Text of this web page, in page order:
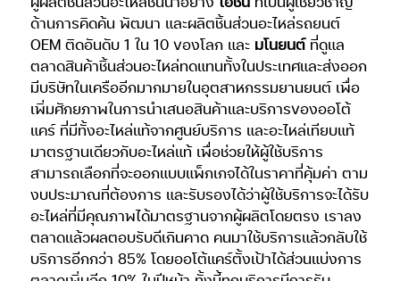
ด้านการคิดค้น พัฒนา และผลิตชิ้นส่วนอะไหล่รถยนต์
OEM ติดอันดับ 1 ใน 10 ของโลก และ มโนยนต์ที่ดูแล
ตลาดสินค้าชิ้นส่วนอะไหล่ทดแทนทั้งในประเทศและส่งออก
มีบริษัทในเครืออีกมากมายในอุตสาหกรรมยานยนต์ เพื่อ
เพิ่มศักยภาพในการนำเสนอสินค้าและบริการของออโต้
แคร์ ที่มีทั้งอะไหล่แท้จากศูนย์บริการ และอะไหล่เทียบแท้
มาตรฐานเดียวกับอะไหล่แท้ เพื่อช่วยให้ผู้ใช้บริการ
สามารถเลือกที่จะออกแบบแพ็กเกจได้ในราคาที่คุ้มค่า ตาม
งบประมาณที่ต้องการ และรับรองได้ว่าผู้ใช้บริการจะได้รับ
อะไหล่ที่มีคุณภาพได้มาตรฐานจากผู้ผลิตโดยตรง เราลง
ตลาดแล้วผลตอบรับดีเกินคาด คนมาใช้บริการแล้วกลับใช้
บริการอีกกว่า 85% โดยออโต้แคร์ตั้งเป้าได้ส่วนแบ่งการ